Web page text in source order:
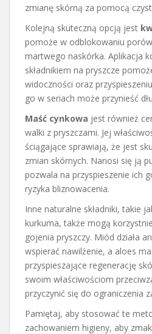
zmianę skórną za pomocą
Kolejną skuteczną opcją jest
pomoże w odblokowaniu
martwego naskórka. Aplikacja
składnikiem na pryszcze
widoczności oraz
go w seriach może przynieść
Maść cynkowa jest również
walki z pryszczami. Jej
ściągające sprawiają, że jest
zmian skórnych. Nanosi się ją
pozwala na przyspieszenie ich
ryzyka bliznowacenia.
Inne naturalne składniki, takie
kurkuma, także mogą
gojenia pryszczy. Miód działa
wspierać nawilżenie, a aloes ma
przyspieszające regenerację
swoim właściwościom
przyczynić się do ograniczenia
Pamiętaj, aby stosować te
zachowaniem higieny, aby